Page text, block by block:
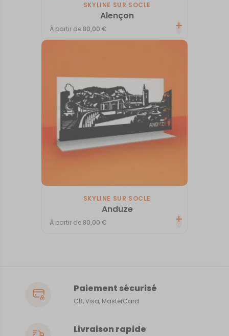
SKYLINE SUR SOCLE
Alençon
À partir de 80,00€
SKYLINE SUR SOCLE
Anduze
À partir de 80,00€
Paiement sécurisé
CB, Visa, MasterCard
Livraison rapide